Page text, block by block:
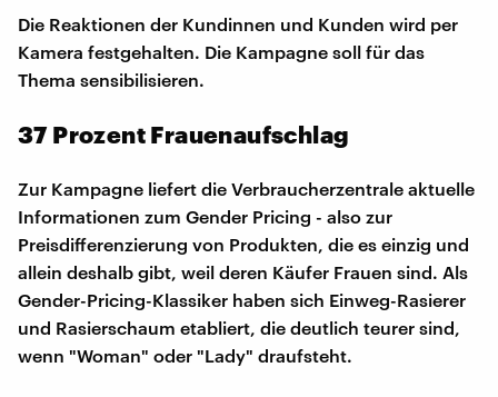
Die Reaktionen der Kundinnen und Kunden wird per
Kamera festgehalten. Die Kampagne soll für das
Thema sensibilisieren.
37 Prozent Frauenaufschlag
Zur Kampagne liefert die Verbraucherzentrale aktuelle
Informationen zum Gender Pricing - also zur
Preisdifferenzierung von Produkten, die es einzig und
allein deshalb gibt, weil deren Käufer Frauen sind. Als
Gender-Pricing-Klassiker haben sich Einweg-Rasierer
und Rasierschaum etabliert, die deutlich teurer sind,
wenn "Woman" oder "Lady" draufsteht.